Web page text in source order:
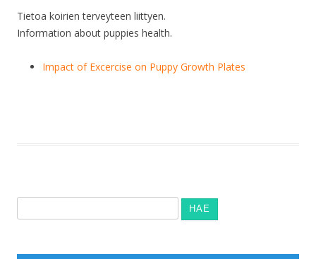
Tietoa koirien terveyteen liittyen.
Information about puppies health.
Impact of Excercise on Puppy Growth Plates